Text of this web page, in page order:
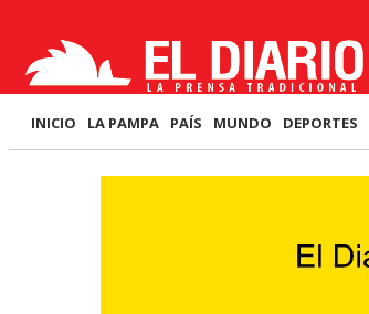
INICIO LA PAMPA PAÍS MUNDO DEPORTES